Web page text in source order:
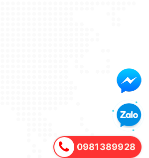
0981389928